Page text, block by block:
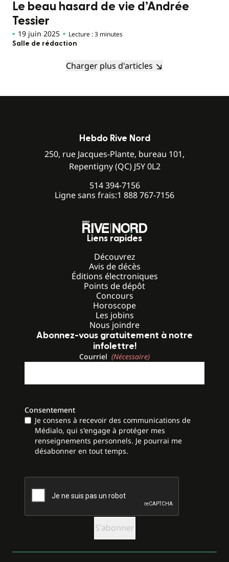
Le beau hasard de vie d’Andrée
Tessier
19 juin 2025 Lecture : 3 minutes
Salle de rédaction
Charger plus d'articles
Hebdo Rive Nord
250, rue Jacques-Plante, bureau 101,
Repentigny (QC) J5Y 0L2
514 394-7156
Ligne sans frais:1 888 767-7156
Liens rapides
Découvrez
Avis de décès
Éditions électroniques
Points de dépôt
Concours
Horoscope
Les jobins
Nous joindre
Abonnez-vous gratuitement à notre
infolettre!
Courriel (Nécessaire)
Consentement
Je consens à recevoir des communications de
Médialo, qui s'engage à protéger mes
renseignements personnels. Je pourrai me
désabonner en tout temps.
CAPTCHA